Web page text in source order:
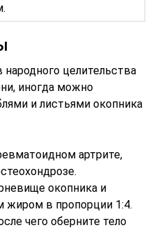
целительства
иногда можно
и листьями окопника
артрите,
окопника и
в пропорции 1:4.
чего оберните тело